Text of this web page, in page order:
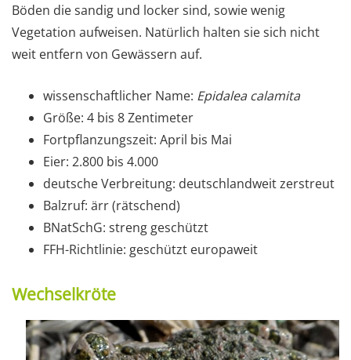
Böden die sandig und locker sind, sowie wenig
Vegetation aufweisen. Natürlich halten sie sich nicht
weit entfern von Gewässern auf.
wissenschaftlicher Name: Epidalea calamita
Größe: 4 bis 8 Zentimeter
Fortpflanzungszeit: April bis Mai
Eier: 2.800 bis 4.000
deutsche Verbreitung: deutschlandweit zerstreut
Balzruf: ärr (rätschend)
BNatSchG: streng geschützt
FFH-Richtlinie: geschützt europaweit
Wechselkröte